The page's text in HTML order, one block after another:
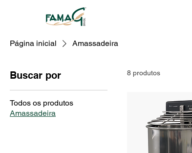
Página inicial Amassadeira
Buscar por
Todos os produtos
Amassadeira
8 produtos